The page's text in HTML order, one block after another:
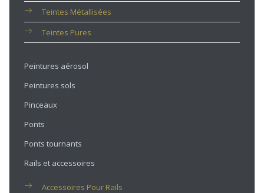
Teintes Métallisées
Teintes Pures
Peintures aérosol
Peintures sols
Pinceaux
Ponts
Ponts tournants
Rails et accessoires
Accessoires Pour Rails